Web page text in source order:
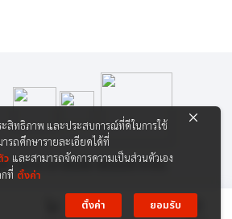
ท สยาม เคาเซิลลิ่ง เซ็นเตอร์ จำกัด
สิทธิภาพ และประสบการณ์ที่ดีในการใช้
รถศึกษารายละเอียดได้ที่
ว และสามารถจัดการความเป็นส่วนตัวเอง
ที่ ตั้งค่า
ตั้งค่า
ยอมรับ